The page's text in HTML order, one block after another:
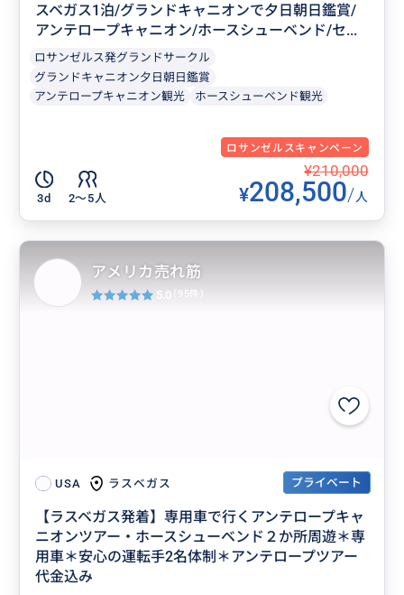
スベガス1泊/グランドキャニオンで夕日朝日鑑賞/
アンテロープキャニオン/ホースシューベンド/セ...
ロサンゼルス発グランドサークル
グランドキャニオン夕日朝日鑑賞
アンテロープキャニオン観光
ホースシューベンド観光
ロサンゼルスキャンペーン
3d 2〜5人
¥210,000
¥208,500/人
USA ラスベガス プライベート
【ラスベガス発着】専用車で行くアンテロープキャ
ニオンツアー・ホースシューベンド２か所周遊＊専
用車＊安心の運転手2名体制＊アンテロープツアー
代金込み
アメリカ売れ筋
5.0 (95件)